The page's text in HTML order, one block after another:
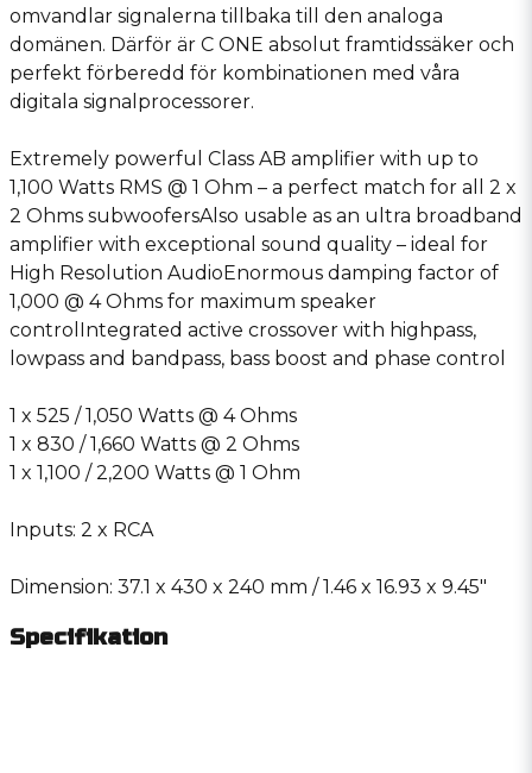
omvandlar signalerna tillbaka till den analoga
domänen. Därför är C ONE absolut framtidssäker och
perfekt förberedd för kombinationen med våra
digitala signalprocessorer.
Extremely powerful Class AB amplifier with up to
1,100 Watts RMS @ 1 Ohm – a perfect match for all 2 x
2 Ohms subwoofersAlso usable as an ultra broadband
amplifier with exceptional sound quality – ideal for
High Resolution AudioEnormous damping factor of
1,000 @ 4 Ohms for maximum speaker
controlIntegrated active crossover with highpass,
lowpass and bandpass, bass boost and phase control
1 x 525 / 1,050 Watts @ 4 Ohms
1 x 830 / 1,660 Watts @ 2 Ohms
1 x 1,100 / 2,200 Watts @ 1 Ohm
Inputs: 2 x RCA
Dimension: 37.1 x 430 x 240 mm / 1.46 x 16.93 x 9.45″
Specifikation